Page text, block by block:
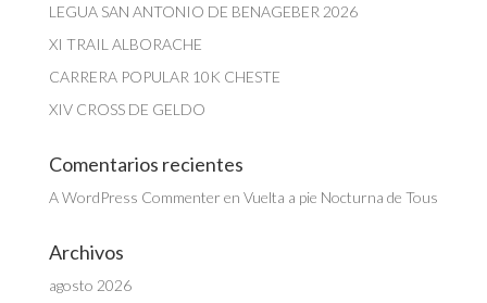
LEGUA SAN ANTONIO DE BENAGEBER 2026
XI TRAIL ALBORACHE
CARRERA POPULAR 10K CHESTE
XIV CROSS DE GELDO
Comentarios recientes
A WordPress Commenter en Vuelta a pie Nocturna de Tous
Archivos
agosto 2026